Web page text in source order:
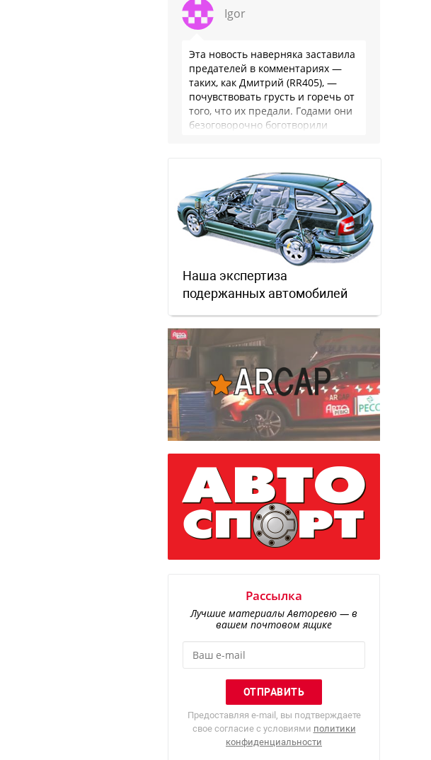
Igor
Эта новость наверняка заставила
предателей в комментариях —
таких, как Дмитрий (RR405), —
почувствовать грусть и горечь от
того, что их предали. Годами они
безоговорочно боготворили
Наша экспертиза
подержанных автомобилей
Рассылка
Лучшие материалы Авторевю — в
вашем почтовом ящике
Предоставляя e-mail, вы подтверждаете
свое согласие с условиями политики
конфиденциальности